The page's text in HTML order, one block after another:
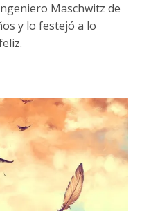
Maschwitz de
y lo festejó a lo